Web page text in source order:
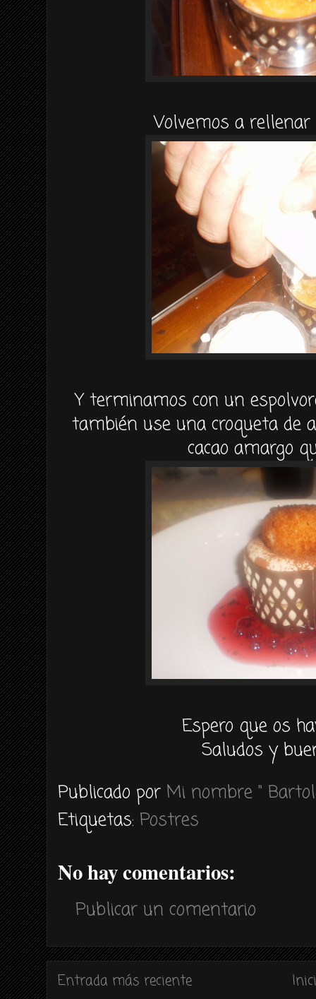
Volvemos a
Y terminamos con un
también use una croqueta de
cacao amargo
Espero que os
Saludos y
Publicado por Mi nombre "
Etiquetas: Postres
No hay comentarios:
Publicar un comentario
Entrada más reciente